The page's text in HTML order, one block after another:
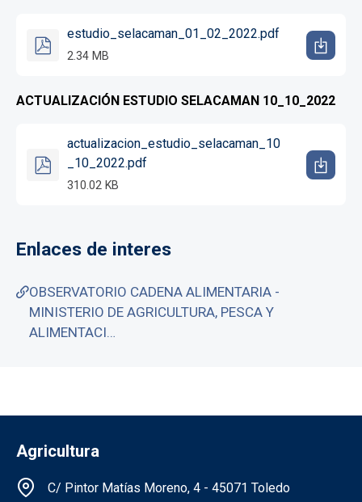
estudio_selacaman_01_02_2022.pdf
2.34 MB
ACTUALIZACIÓN ESTUDIO SELACAMAN 10_10_2022
actualizacion_estudio_selacaman_10
_10_2022.pdf
310.02 KB
Enlaces de interes
OBSERVATORIO CADENA ALIMENTARIA -
MINISTERIO DE AGRICULTURA, PESCA Y
ALIMENTACI…
Agricultura
Información de la institución
C/ Pintor Matías Moreno, 4 - 45071 Toledo